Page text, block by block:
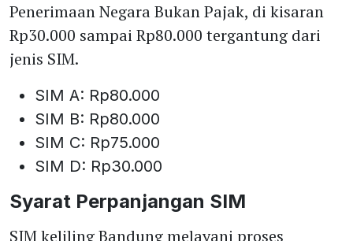
Penerimaan Negara Bukan Pajak, di kisaran
Rp30.000 sampai Rp80.000 tergantung dari
jenis SIM.
SIM A: Rp80.000
SIM B: Rp80.000
SIM C: Rp75.000
SIM D: Rp30.000
Syarat Perpanjangan SIM
SIM keliling Bandung melayani proses